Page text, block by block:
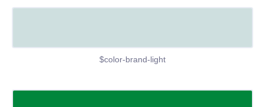
$color-brand-light